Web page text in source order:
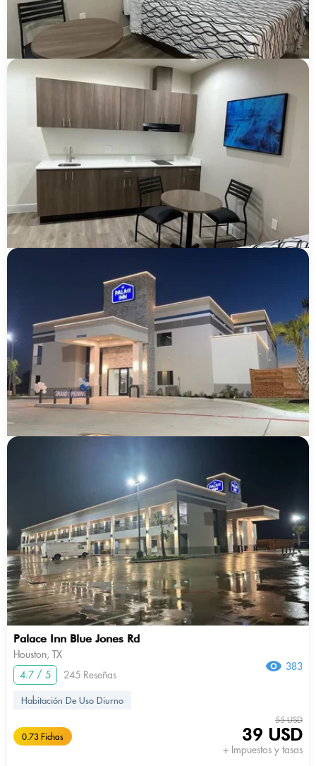
Palace Inn Blue Jones Rd
Houston, TX
4.7 / 5
245 Reseñas
383
Habitación De Uso Diurno
0.73 Fichas
55 USD
39 USD
+ Impuestos y tasas